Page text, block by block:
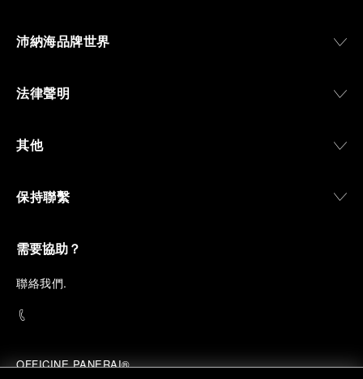
沛納海品牌世界
法律聲明
其他
保持聯繫
需要協助？
聯絡我們.
OFFICINE PANERAI®